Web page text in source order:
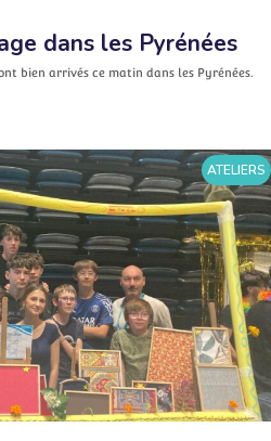
dans les Pyrénées
bien arrivés ce matin dans les Pyrénées.
ATELIERS